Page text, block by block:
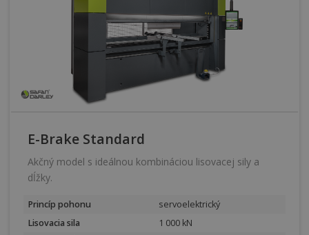
E-Brake Standard
Akčný model s ideálnou kombináciou lisovacej sily a
dĺžky.
Princíp pohonu
servoelektrický
Lisovacia sila
1 000 kN